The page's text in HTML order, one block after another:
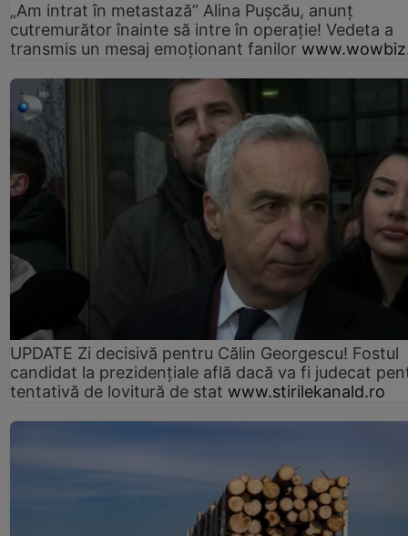
„Am intrat în metastază” Alina Pușcău, anunț
cutremurător înainte să intre în operație! Vedeta a
transmis un mesaj emoționant fanilor
UPDATE Zi decisivă pentru Călin Georgescu! Fostul
candidat la prezidențiale află dacă va fi judecat
tentativă de lovitură de stat www.stirilekanald.ro